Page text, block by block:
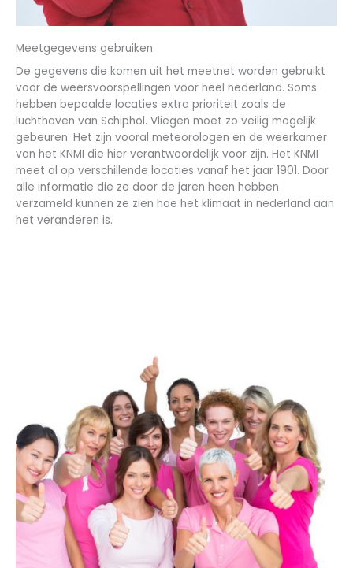
Meetgegevens gebruiken
De gegevens die komen uit het meetnet worden gebruikt
voor de weersvoorspellingen voor heel nederland. Soms
hebben bepaalde locaties extra prioriteit zoals de
luchthaven van Schiphol. Vliegen moet zo veilig mogelijk
gebeuren. Het zijn vooral meteorologen en de weerkamer
van het KNMI die hier verantwoordelijk voor zijn. Het KNMI
meet al op verschillende locaties vanaf het jaar 1901. Door
alle informatie die ze door de jaren heen hebben
verzameld kunnen ze zien hoe het klimaat in nederland aan
het veranderen is.